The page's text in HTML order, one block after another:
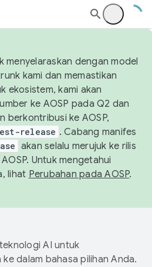
menyelaraskan dengan model
kami dan memastikan
ekosistem, kami akan
ke AOSP pada Q2 dan
berkontribusi ke AOSP,
release . Cabang manifes
akan selalu merujuk ke rilis
Untuk mengetahui
lihat Perubahan pada AOSP.
AI untuk
dalam bahasa pilihan Anda.